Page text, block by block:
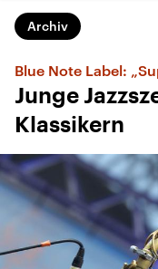
Archiv
Blue Note Label:
Junge
Klassikern